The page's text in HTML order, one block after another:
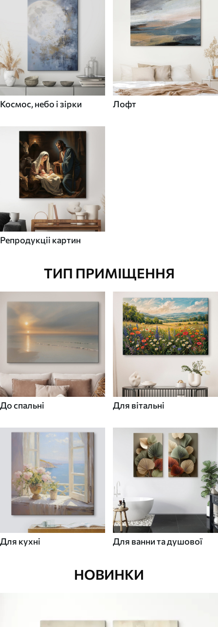
Космос, небо і зірки Лофт
Репродукціі картин
ТИП ПРИМІЩЕННЯ
До спальні Для вітальні
Для кухні Для ванни та душової
НОВИНКИ